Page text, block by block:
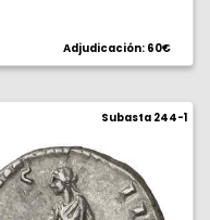
Adjudicación: 60€
Subasta 244-1